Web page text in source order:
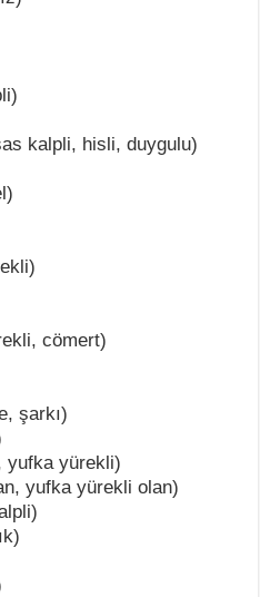
kalpli, hisli, duygulu)
cömert)
şarkı)
yufka yürekli)
yufka yürekli olan)